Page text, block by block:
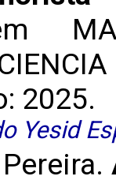
2025.
Yesid